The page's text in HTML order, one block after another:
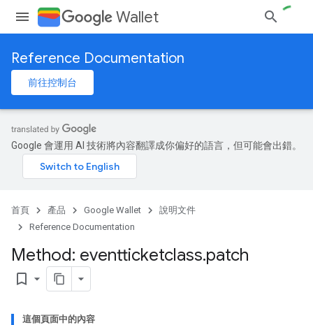
Wallet
Reference Documentation
前往控制台
Google 會運用 AI 技術將內容翻譯成你偏好的語言，但可能會出錯。
首頁 產品 Google Wallet
說明文件
Reference Documentation
Method: eventticketclass.patch
bookmark_border
這個頁面中的內容